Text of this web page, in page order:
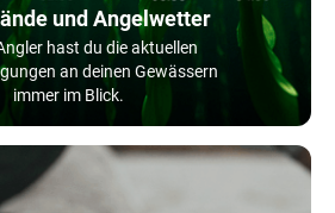
und Angelwetter
hast du die aktuellen
an deinen Gewässern
immer im Blick.